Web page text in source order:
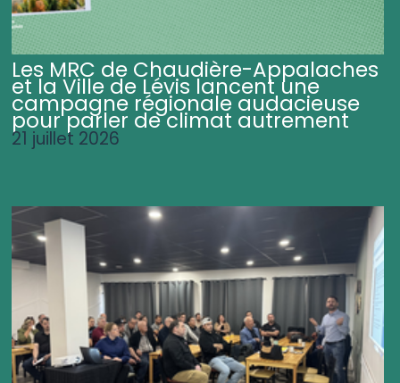
Les MRC de Chaudière-Appalaches
et la Ville de Lévis lancent une
campagne régionale audacieuse
pour parler de climat autrement
21 juillet 2026